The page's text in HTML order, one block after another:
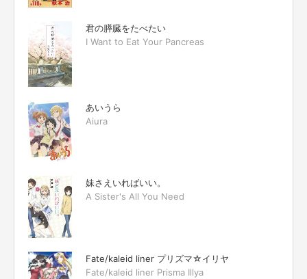
君の膵臓をたべたい
I Want to Eat Your Pancreas
あいうら
Aiura
妹さえいればいい。
A Sister's All You Need
Fate/kaleid liner プリズマ☆イリヤ
Fate/kaleid liner Prisma Illya